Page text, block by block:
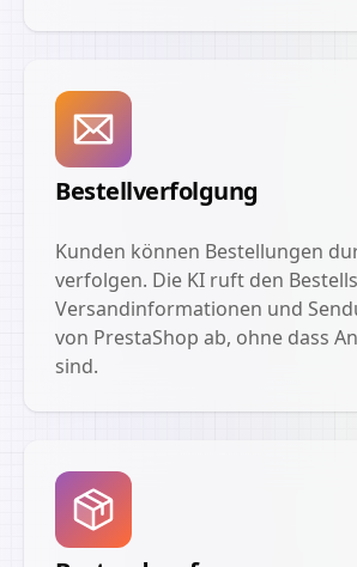
Bestellverfolgung
Kunden können Bestellungen
verfolgen. Die KI ruft den
Versandinformationen und
von PrestaShop ab, ohne dass
sind.